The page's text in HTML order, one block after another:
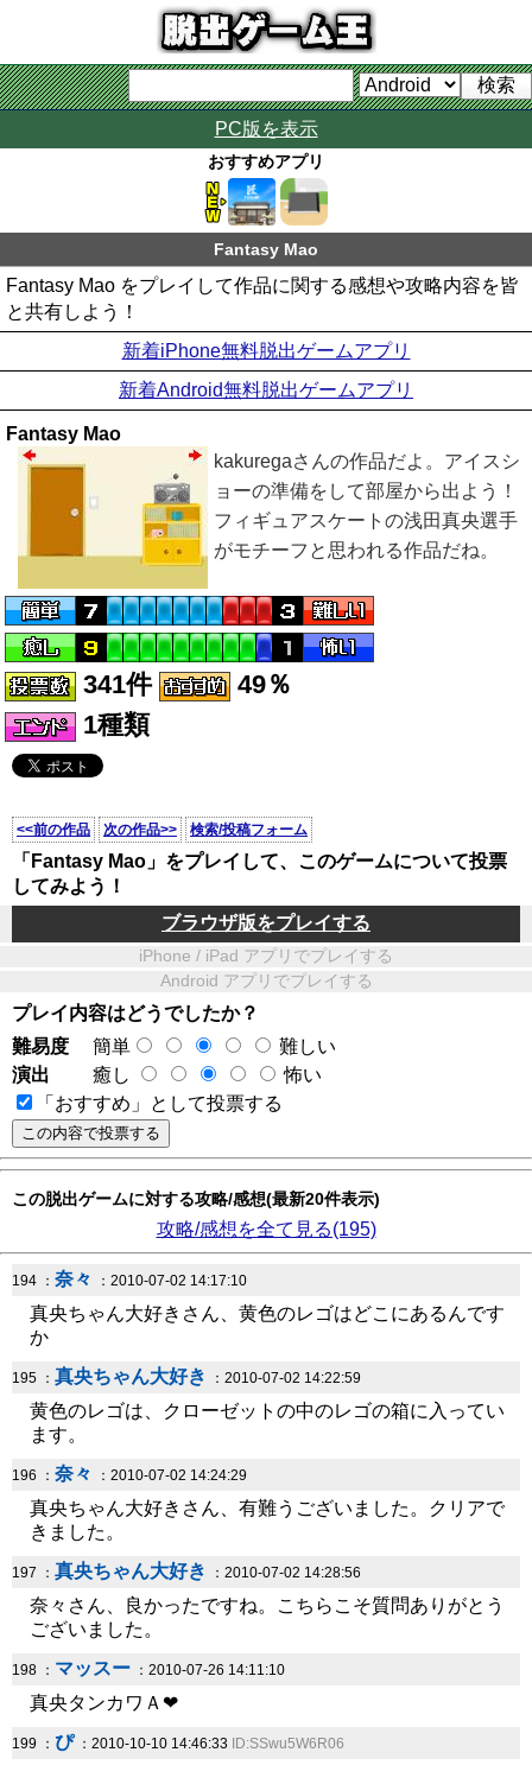
PC版を表示
おすすめアプリ
Fantasy Mao
Fantasy Mao をプレイして作品に関する感想や攻略内容を皆
と共有しよう！
新着iPhone無料脱出ゲームアプリ
新着Android無料脱出ゲームアプリ
Fantasy Mao
kakuregaさんの作品だよ。アイスシ
ョーの準備をして部屋から出よう！
フィギュアスケートの浅田真央選手
がモチーフと思われる作品だね。
341件
49％
1種類
<<前の作品 次の作品>> 検索/投稿フォーム
「Fantasy Mao」をプレイして、このゲームについて投票
してみよう！
ブラウザ版をプレイする
iPhone / iPad アプリでプレイする
Android アプリでプレイする
プレイ内容はどうでしたか？
難易度
簡単
難しい
演出
癒し
怖い
「おすすめ」として投票する
この脱出ゲームに対する攻略/感想(最新20件表示)
攻略/感想を全て見る(195)
194 ： 奈々 ：2010-07-02 14:17:10
真央ちゃん大好きさん、黄色のレゴはどこにあるんです
か
195 ： 真央ちゃん大好き ：2010-07-02 14:22:59
黄色のレゴは、クローゼットの中のレゴの箱に入ってい
ます。
196 ： 奈々 ：2010-07-02 14:24:29
真央ちゃん大好きさん、有難うございました。クリアで
きました。
197 ： 真央ちゃん大好き ：2010-07-02 14:28:56
奈々さん、良かったですね。こちらこそ質問ありがとう
ございました。
198 ： マッスー ：2010-07-26 14:11:10
真央タンカワＡ❤
199 ： ぴ：2010-10-10 14:46:33 ID:SSwu5W6R06